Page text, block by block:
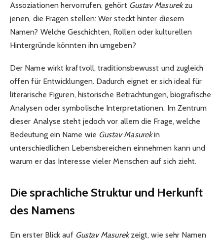
Assoziationen hervorrufen, gehört Gustav Masurekzu
jenen, die Fragen stellen: Wer steckt hinter diesem
Namen? Welche Geschichten, Rollen oder kulturellen
Hintergründe könnten ihn umgeben?
Der Name wirkt kraftvoll, traditionsbewusst und zugleich
offen für Entwicklungen. Dadurch eignet er sich ideal für
literarische Figuren, historische Betrachtungen, biografische
Analysen oder symbolische Interpretationen. Im Zentrum
dieser Analyse steht jedoch vor allem die Frage, welche
Bedeutung ein Name wie Gustav Masurekin
unterschiedlichen Lebensbereichen einnehmen kann und
warum er das Interesse vieler Menschen auf sich zieht.
Die sprachliche Struktur und Herkunft
des Namens
Ein erster Blick auf Gustav Masurekzeigt, wie sehr Namen